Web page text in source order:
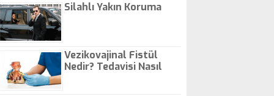
Silahlı Yakın Koruma
Vezikovajinal Fistül
Nedir? Tedavisi Nasıl